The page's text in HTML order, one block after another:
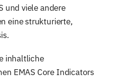
und viele andere
eine strukturierte,
inhaltliche
EMAS Core Indicators